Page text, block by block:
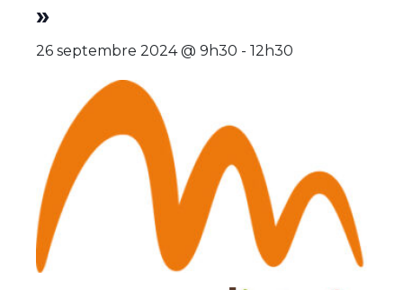
»
26 septembre 2024 @ 9h30 - 12h30